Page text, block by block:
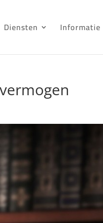
Diensten Informatie